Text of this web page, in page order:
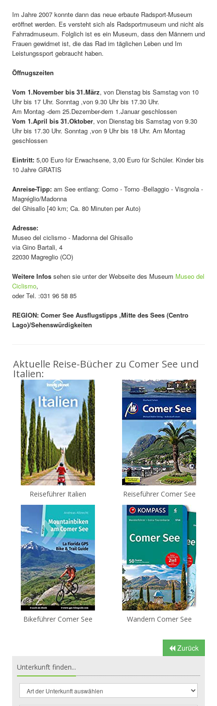
Im Jahre 2007 konnte dann das neue erbaute Radsport-Museum
eröffnet werden. Es versteht sich als Radsportmuseum und nicht als
Fahrradmuseum. Folglich ist es ein Museum, dass den Männern und
Frauen gewidmet ist, die das Rad im täglichen Leben und Im
Leistungssport gebraucht haben.
Öffnugszeiten
Vom 1.November bis 31.März, von Dienstag bis Samstag von 10
Uhr bis 17 Uhr. Sonntag ,von 9.30 Uhr bis 17.30 Uhr.
Am Montag -dem 25.Dezember-dem 1.Januar geschlossen
Vom 1.April bis 31.Oktober, von Dienstag bis Samstag von 9.30
Uhr bis 17.30 Uhr. Sonntag ,von 9 Uhr bis 18 Uhr. Am Montag
geschlossen
Eintritt: 5,00 Euro für Erwachsene, 3,00 Euro für Schüler. Kinder bis
10 Jahre GRATIS
Anreise-Tipp: am See entlang: Como - Torno -Bellaggio - Visgnola -
Magréglio/Madonna
del Ghisallo [40 km; Ca. 80 Minuten per Auto)
Adresse:
Museo del ciclismo - Madonna del Ghisallo
via Gino Bartali, 4
22030 Magreglio (CO)
Weitere Infos sehen sie unter der Webseite des Museum Museo del
Ciclismo,
oder Tel. :031 96 58 85
REGION: Comer See Ausflugstipps ,Mitte des Sees (Centro
Lago)/Sehenswürdigkeiten
Aktuelle Reise-Bücher zu Comer See und
Italien:
Reiseführer Italien Reiseführer Comer See
Bikeführer Comer See Wandern Comer See
Zurück
Unterkunft finden...